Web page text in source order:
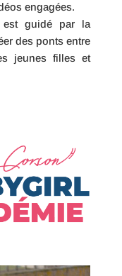
engagées.
est guidé par la
des ponts entre
jeunes filles et